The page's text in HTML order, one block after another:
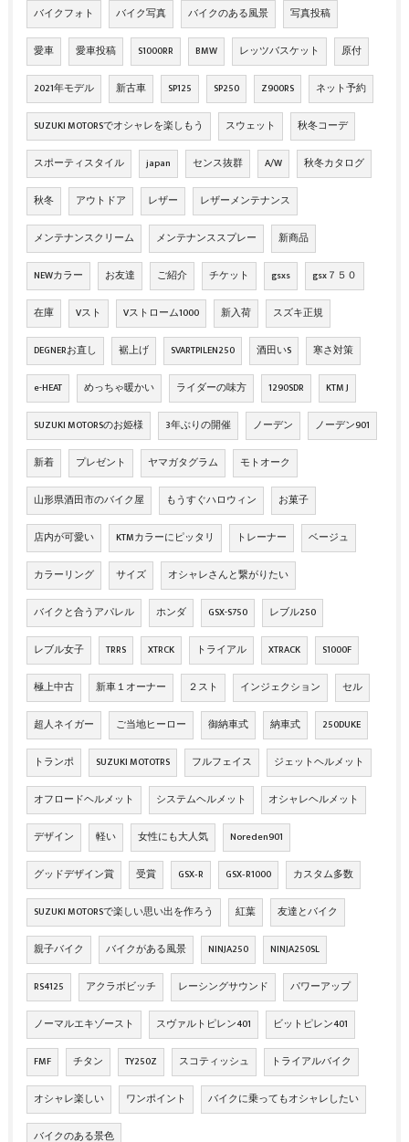
バイクフォト バイク写真 バイクのある風景 写真投稿
愛車 愛車投稿 S1000RR BMW レッツバスケット 原付
2021年モデル 新古車 SP125 SP250 Z900RS ネット予約
SUZUKI MOTORSでオシャレを楽しもう スウェット 秋冬コーデ
スポーティスタイル japan センス抜群 A/W 秋冬カタログ
秋冬 アウトドア レザー レザーメンテナンス
メンテナンスクリーム メンテナンススプレー 新商品
NEWカラー お友達 ご紹介 チケット gsxs gsx７５０
在庫 Vスト Vストローム1000 新入荷 スズキ正規
DEGNERお直し 裾上げ SVARTPILEN250 酒田いS 寒さ対策
e-HEAT めっちゃ暖かい ライダーの味方 1290SDR KTM J
SUZUKI MOTORSのお姫様 3年ぶりの開催 ノーデン ノーデン901
新着 プレゼント ヤマガタグラム モトオーク
山形県酒田市のバイク屋 もうすぐハロウィン お菓子
店内が可愛い KTMカラーにピッタリ トレーナー ベージュ
カラーリング サイズ オシャレさんと繋がりたい
バイクと合うアパレル ホンダ GSX-S750 レブル250
レブル女子 TRRS XTRCK トライアル XTRACK S1000F
極上中古 新車１オーナー ２スト インジェクション セル
超人ネイガー ご当地ヒーロー 御納車式 納車式 250DUKE
トランポ SUZUKI MOTOTRS フルフェイス ジェットヘルメット
オフロードヘルメット システムヘルメット オシャレヘルメット
デザイン 軽い 女性にも大人気 Noreden901
グッドデザイン賞 受賞 GSX‐R GSX‐R1000 カスタム多数
SUZUKI MOTORSで楽しい思い出を作ろう 紅葉 友達とバイク
親子バイク バイクがある風景 NINJA250 NINJA250SL
RS4125 アクラボビッチ レーシングサウンド パワーアップ
ノーマルエキゾースト スヴァルトピレン401 ビットピレン401
FMF チタン TY250Z スコティッシュ トライアルバイク
オシャレ楽しい ワンポイント バイクに乗ってもオシャレしたい
バイクのある景色